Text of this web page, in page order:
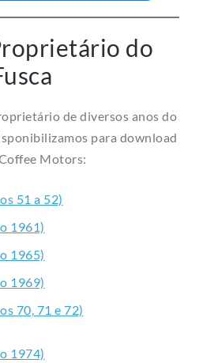
de diversos anos do
para download
Motors:
1961)
1965)
1974)
77 a 80)